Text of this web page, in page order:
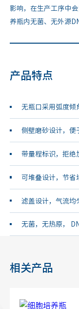
影响，在生产工序中
养瓶内无菌、无外源
产品特点
无瓶口采用弧度倾
侧壁磨砂设计，便
带量程标识，拒绝
可堆叠设计，节省
滤盖设计，气流均
无菌，无热原，
相关产品